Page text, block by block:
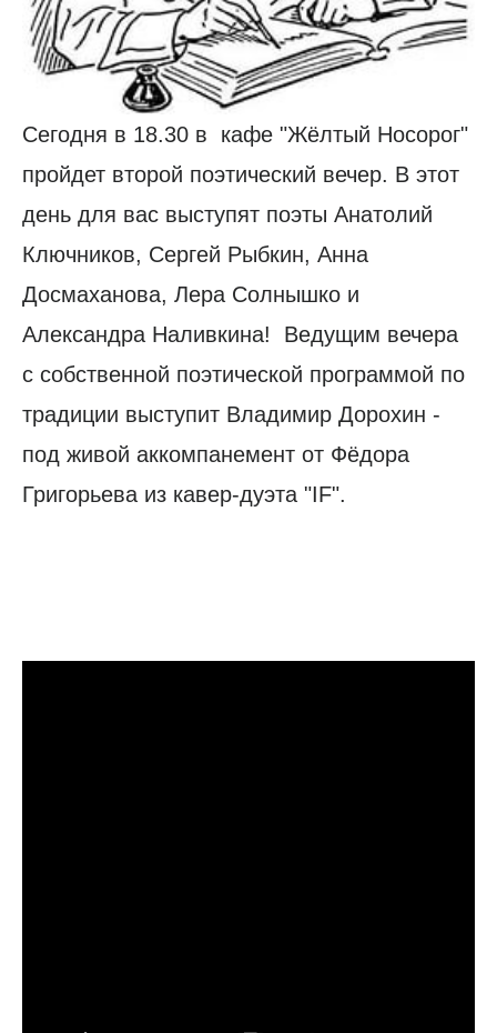
Сегодня в 18.30 в кафе "Жёлтый Носорог"
пройдет второй поэтический вечер. В этот
день для вас выступят поэты Анатолий
Ключников, Сергей Рыбкин, Анна
Досмаханова, Лера Солнышко и
Александра Наливкина! Ведущим вечера
с собственной поэтической программой по
традиции выступит Владимир Дорохин -
под живой аккомпанемент от Фёдора
Григорьева из кавер-дуэта "IF".